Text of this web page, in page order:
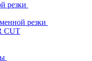
резки
резки
CUT